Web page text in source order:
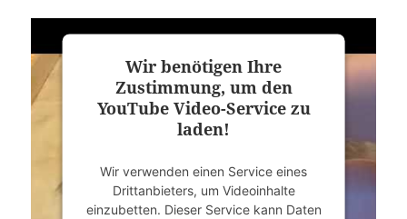
Wir benötigen Ihre
Zustimmung, um den
YouTube Video-Service zu
laden!
Wir verwenden einen Service eines
Drittanbieters, um Videoinhalte
einzubetten. Dieser Service kann Daten